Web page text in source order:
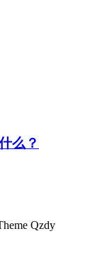
么？
Qzdy